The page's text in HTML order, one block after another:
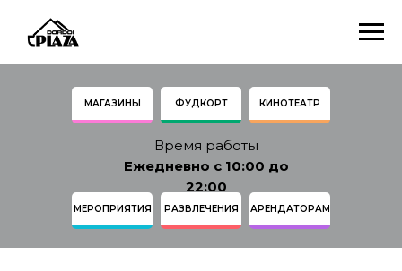
МАГАЗИНЫ ФУДКОРТ КИНОТЕАТР
МЕРОПРИЯТИЯ РАЗВЛЕЧЕНИЯ АРЕНДАТОРАМ
Время работы
Ежедневно с 10:00 до
22:00